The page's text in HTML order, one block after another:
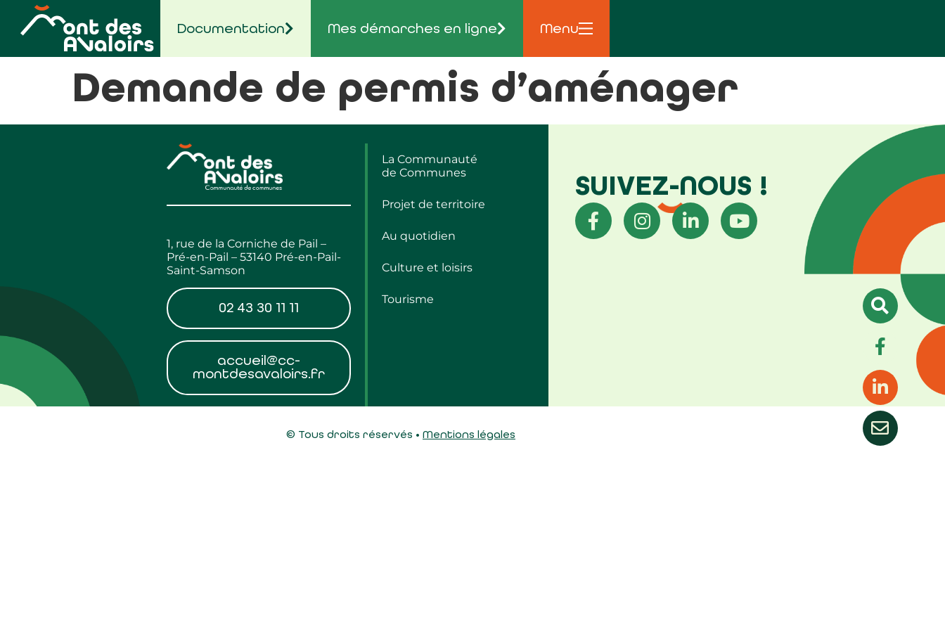
principal
Documentation Mes démarches en ligne Menu
Demande de permis d’aménager
1, rue de la Corniche de Pail –
Pré-en-Pail – 53140 Pré-en-Pail-
Saint-Samson
02 43 30 11 11
accueil@cc-
montdesavaloirs.fr
La Communauté
de Communes
Projet de territoire
Au quotidien
Culture et loisirs
Tourisme
SUIVEZ-NOUS !
© Tous droits réservés • Mentions légales